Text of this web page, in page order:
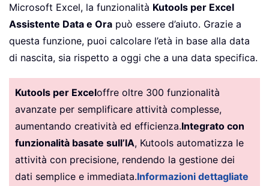
Microsoft Excel, la funzionalità Kutools per Excel
Assistente Data e Ora può essere d’aiuto. Grazie a
questa funzione, puoi calcolare l’età in base alla data
di nascita, sia rispetto a oggi che a una data specifica.
Kutools per Exceloffre oltre 300 funzionalità
avanzate per semplificare attività complesse,
aumentando creatività ed efficienza.Integrato con
funzionalità basate sull’IA, Kutools automatizza le
attività con precisione, rendendo la gestione dei
dati semplice e immediata.Informazioni dettagliate